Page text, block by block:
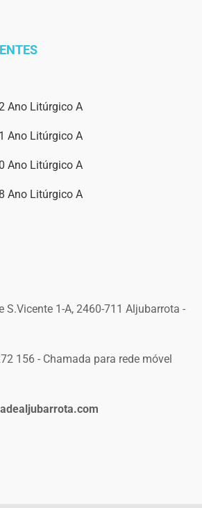
Ano Litúrgico A
Ano Litúrgico A
Ano Litúrgico A
Ano Litúrgico A
S.Vicente 1-A, 2460-711 Aljubarrota -
156 - Chamada para rede móvel